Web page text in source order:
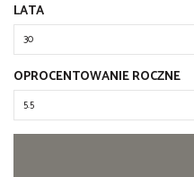
LATA
OPROCENTOWANIE ROCZNE